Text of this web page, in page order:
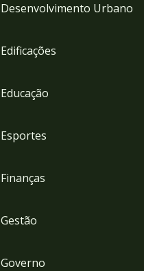
Desenvolvimento Urbano
Edificações
Educação
Esportes
Finanças
Gestão
Governo